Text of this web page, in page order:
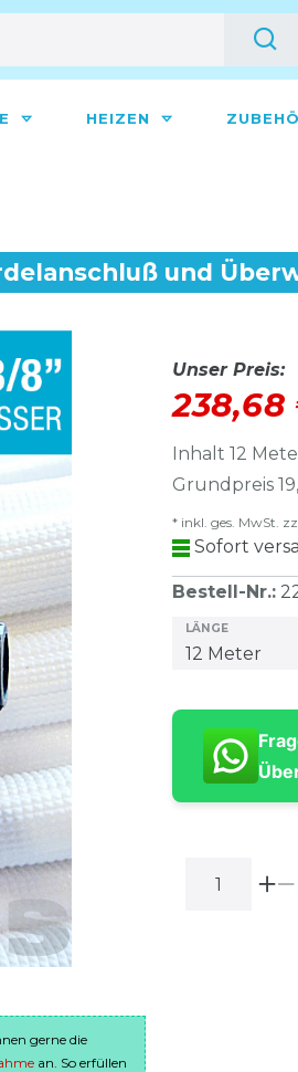
HEIZEN
und
gerne die
an. So erfüllen
Unser Preis:
Inhalt 12
Grundpreis
* inkl. ges. MwSt.
Sofort
Bestell-Nr.:
LÄNGE